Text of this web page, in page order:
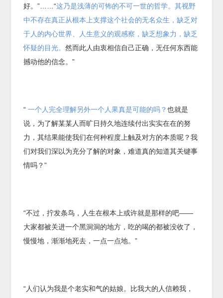
好。”……“这乃是浅薄的可怖的不可一世的哲学。其视野
中不存在真正从根本上支撑这个社会的无名众生，缺乏对
于人的内心世界、人生意义的观感察，缺乏想象力，缺乏
怀疑的目光。然而此人由衷相信自己正确，无任何东西能
撼动他的信念。”
“一个人完全理解另外一个人果真是可能的吗？也就是
说，为了解某某人而旷日持久地连续付出实实在在的努
力，其结果能使我们在何种程度上触及对方的本质呢？我
们对我们深以为充分了解的对象，难道真的知道其关键事
情吗？”
“不过，拧发条鸟，人生在根本上或许就是那样的吧——
大家都被关进一个黑洞洞的地方，吃的喝的都被没收了，
慢慢地，渐渐地死去，一点一点地。”
“人们认为我是个老实和气的姑娘。比我大的人信赖我，